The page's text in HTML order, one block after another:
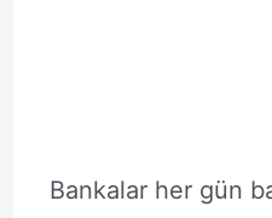
Bankalar her gün